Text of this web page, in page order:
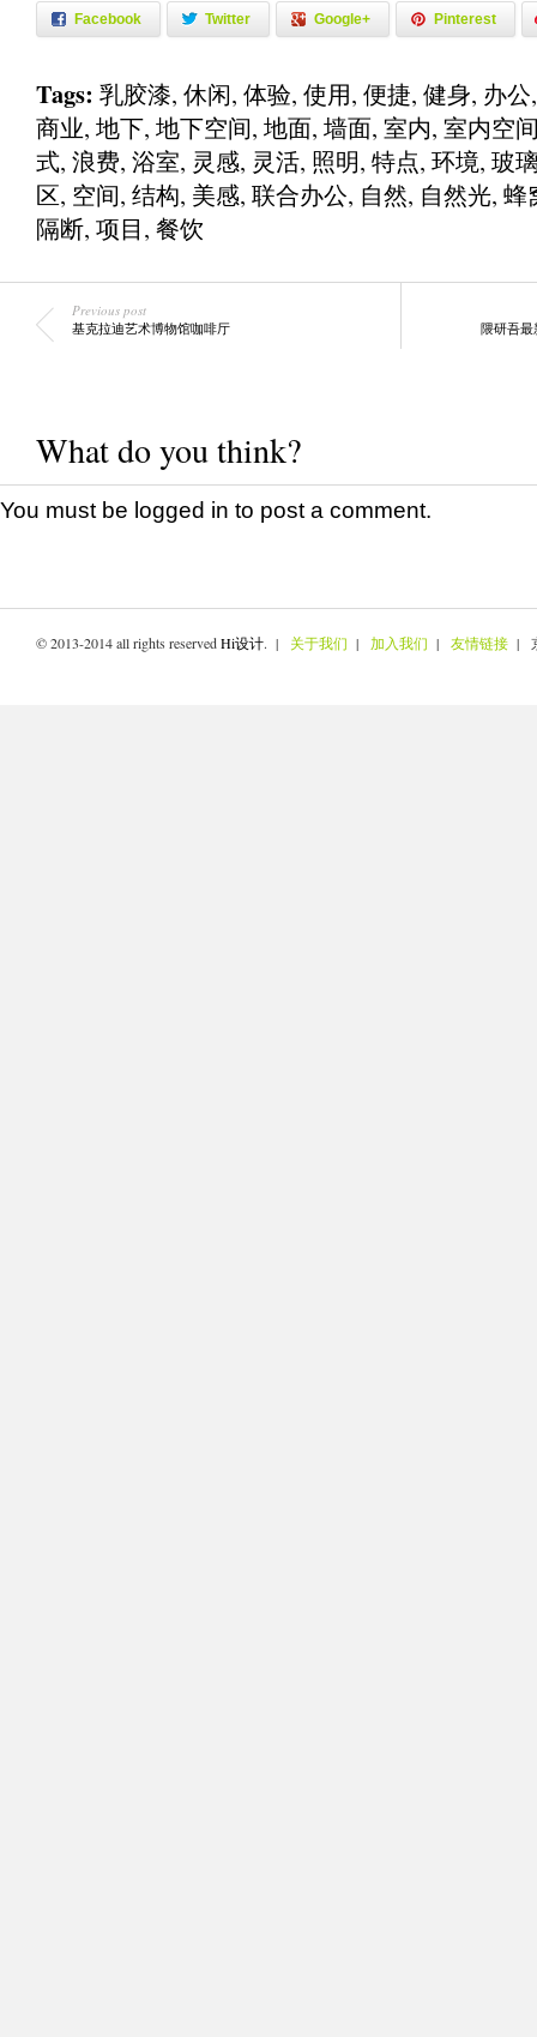
Facebook Twitter Google+ Pinterest
Tags: 乳胶漆, 休闲, 体验, 使用, 便捷, 健身, 办公
商业, 地下, 地下空间, 地面, 墙面, 室内, 室内空
式, 浪费, 浴室, 灵感, 灵活, 照明, 特点, 环境, 玻
区, 空间, 结构, 美感, 联合办公, 自然, 自然光, 蜂
隔断, 项目, 餐饮
Previous post
基克拉迪艺术博物馆咖啡厅 隈研吾最
What do you think?
You must be logged in to post a comment.
© 2013-2014 all rights reservedHi设计. | 关于我们 | 加入我们 | 友情链接 |